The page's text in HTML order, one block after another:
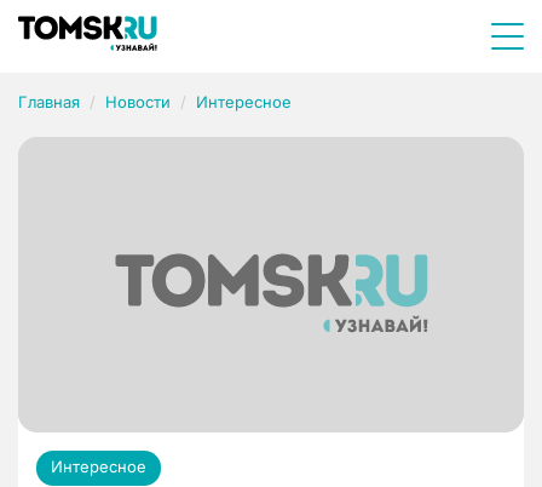
Главная Новости Интересное
Интересное